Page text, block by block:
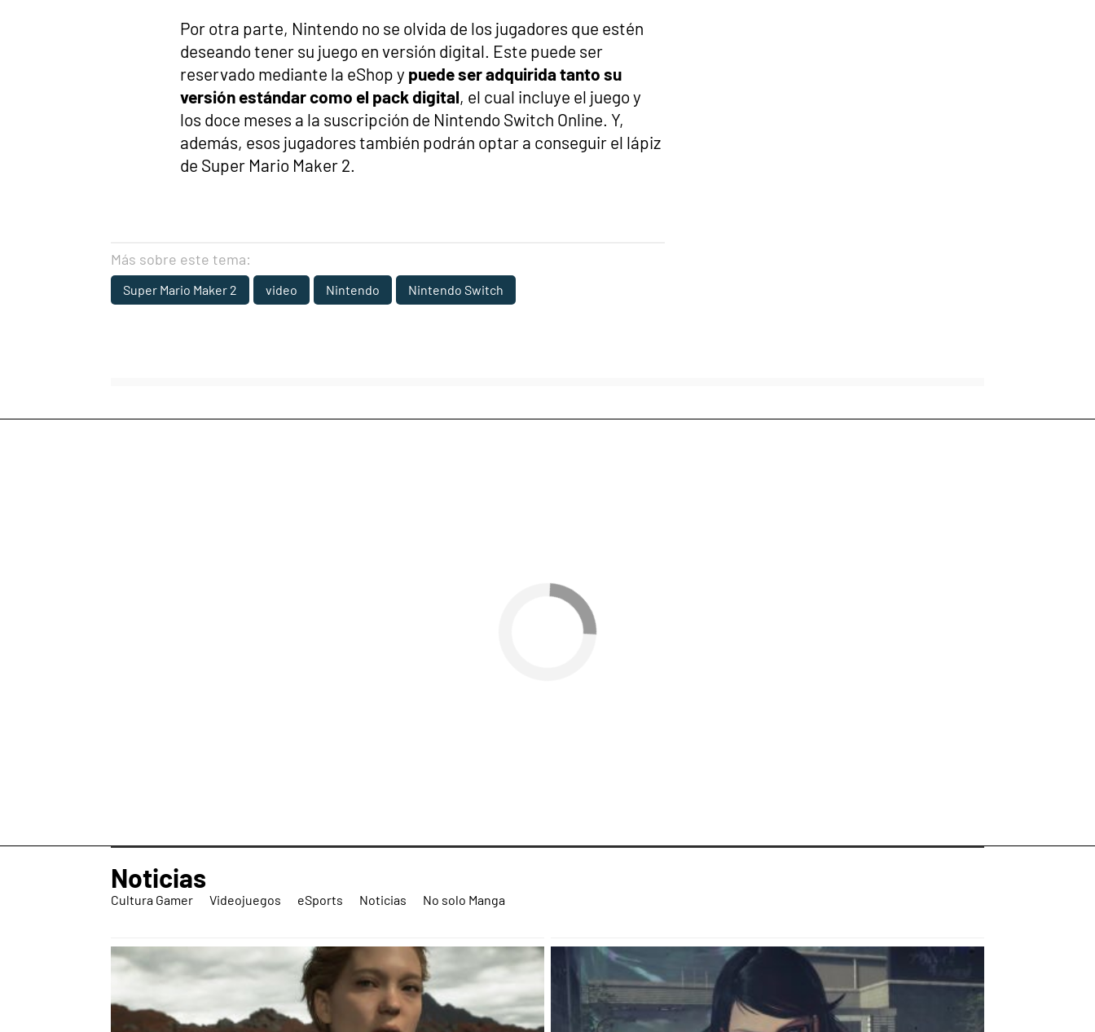
Por otra parte, Nintendo no se olvida de los jugadores que estén
deseando tener su juego en versión digital. Este puede ser
reservado mediante la eShop y puede ser adquirida tanto su
versión estándar como el pack digital, el cual incluye el juego y
los doce meses a la suscripción de Nintendo Switch Online. Y,
además, esos jugadores también podrán optar a conseguir el lápiz
de Super Mario Maker 2.
Más sobre este tema:
Super Mario Maker 2 video Nintendo Nintendo Switch
Noticias
Cultura Gamer Videojuegos eSports Noticias No solo Manga